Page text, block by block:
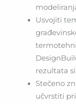
Usvojiti
rezultata
Stečeno
učvrstiti